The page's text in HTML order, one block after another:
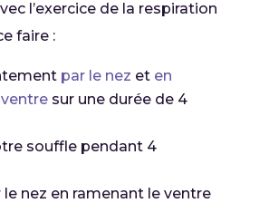
l’exercice de la respiration
faire :
par le nez et en
sur une durée de 4
souffle pendant 4
le nez en ramenant le ventre